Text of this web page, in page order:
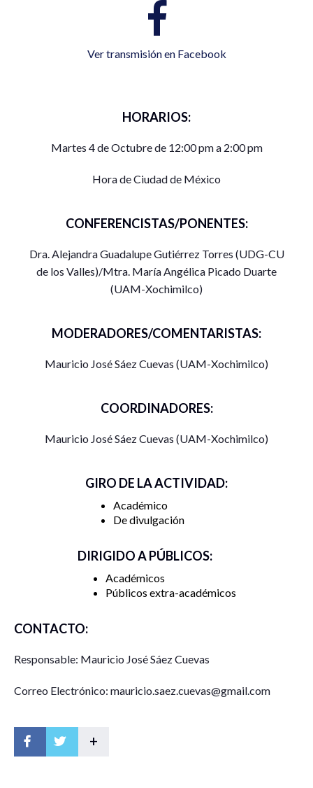
Ver transmisión en Facebook
HORARIOS:
Martes 4 de Octubre de 12:00 pm a 2:00 pm
Hora de Ciudad de México
CONFERENCISTAS/PONENTES:
Dra. Alejandra Guadalupe Gutiérrez Torres (UDG-CU
de los Valles)/Mtra. María Angélica Picado Duarte
(UAM-Xochimilco)
MODERADORES/COMENTARISTAS:
Mauricio José Sáez Cuevas (UAM-Xochimilco)
COORDINADORES:
Mauricio José Sáez Cuevas (UAM-Xochimilco)
GIRO DE LA ACTIVIDAD:
Académico
De divulgación
DIRIGIDO A PÚBLICOS:
Académicos
Públicos extra-académicos
CONTACTO:
Responsable: Mauricio José Sáez Cuevas
Correo Electrónico: mauricio.saez.cuevas@gmail.com
+